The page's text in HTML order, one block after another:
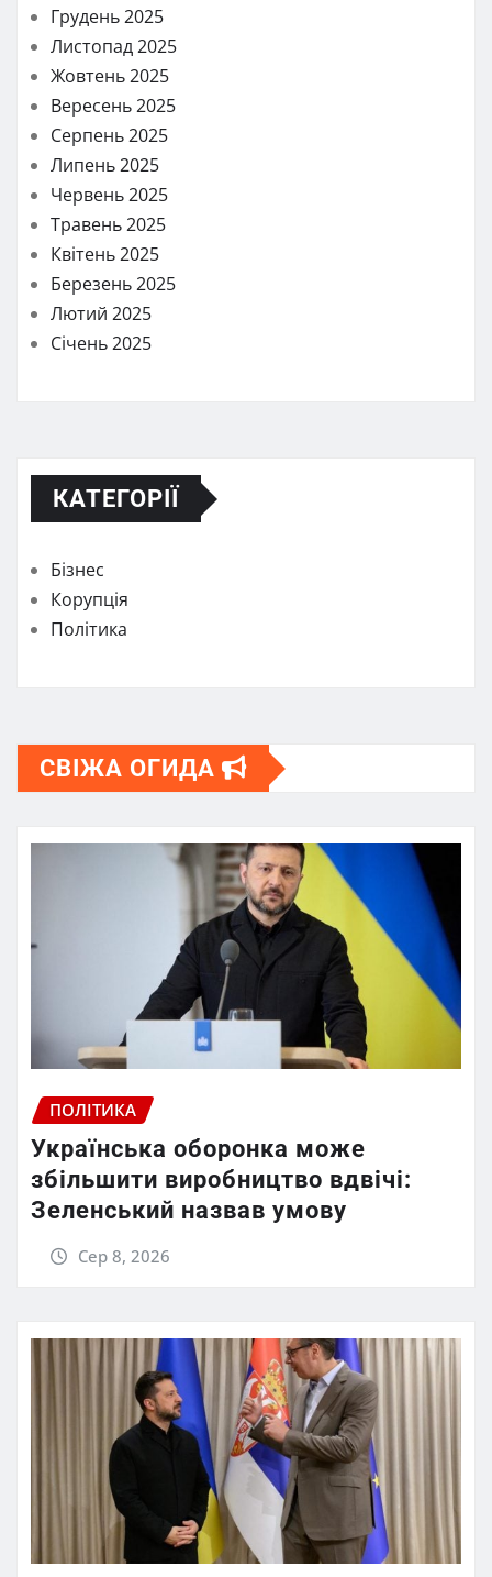
Грудень 2025
Листопад 2025
Жовтень 2025
Вересень 2025
Серпень 2025
Липень 2025
Червень 2025
Травень 2025
Квітень 2025
Березень 2025
Лютий 2025
Січень 2025
КАТЕГОРІЇ
Бізнес
Корупція
Політика
СВІЖА ОГИДА
ПОЛІТИКА
Українська оборонка може
збільшити виробництво вдвічі:
Зеленський назвав умову
Сер 8, 2026